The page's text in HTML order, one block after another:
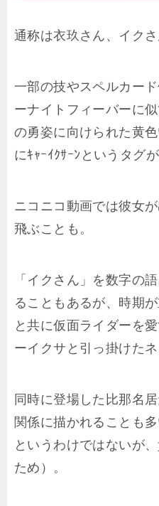
通称は衣玖さん、イクさ
一部の技やスペルカー
ーナイトフィーバーに
の勇姿に向けられた黄
にｷｬｰｲｸｻｰﾝというタグ
ニコニコ動画では彼女
飛ぶことも。
「イクさん」を数字の
ることもあるが、時期
と共に仮面ライダーを
ーイクサと引っ掛けた
同時に登場した比那名
関係に描かれることも
というわけではないが
ため）。